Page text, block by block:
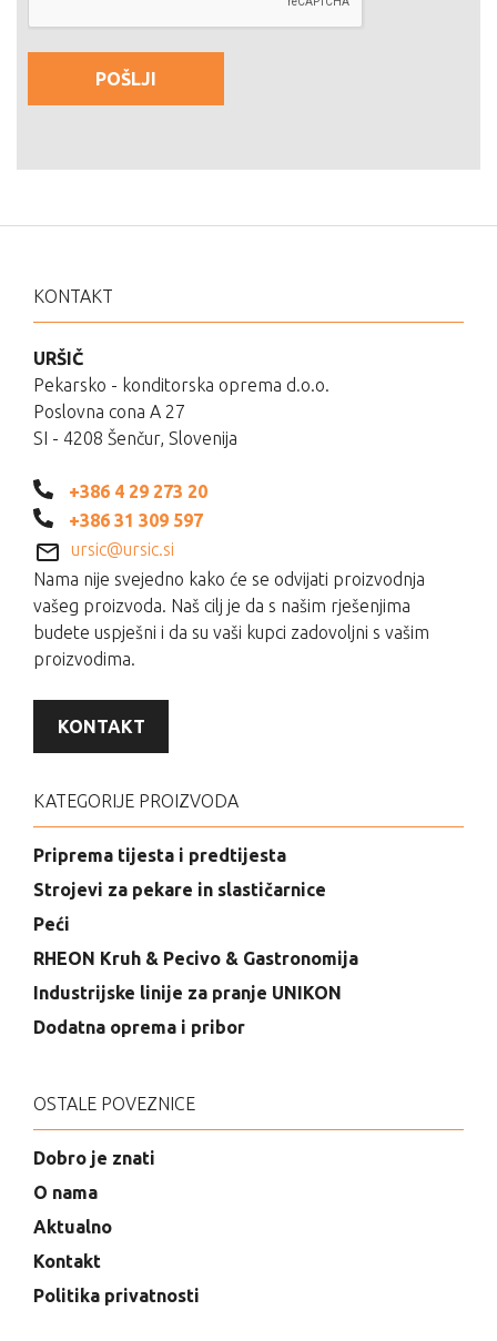
KONTAKT
URŠIČ
Pekarsko - konditorska oprema d.o.o.
Poslovna cona A 27
SI - 4208 Šenčur, Slovenija
+386 4 29 273 20
+386 31 309 597
ursic@ursic.si
Nama nije svejedno kako će se odvijati proizvodnja
vašeg proizvoda. Naš cilj je da s našim rješenjima
budete uspješni i da su vaši kupci zadovoljni s vašim
proizvodima.
KONTAKT
KATEGORIJE PROIZVODA
Priprema tijesta i predtijesta
Strojevi za pekare in slastičarnice
Peći
RHEON Kruh & Pecivo & Gastronomija
Industrijske linije za pranje UNIKON
Dodatna oprema i pribor
OSTALE POVEZNICE
Dobro je znati
O nama
Aktualno
Kontakt
Politika privatnosti